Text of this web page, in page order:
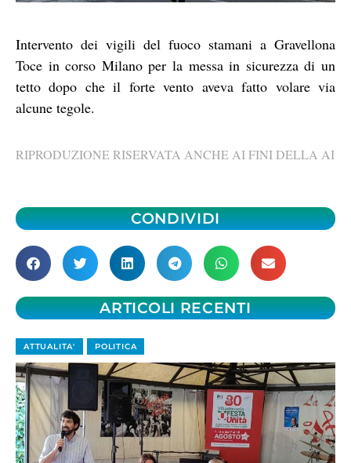
Intervento dei vigili del fuoco stamani a Gravellona
Toce in corso Milano per la messa in sicurezza di un
tetto dopo che il forte vento aveva fatto volare via
alcune tegole.
RIPRODUZIONE RISERVATA ANCHE AI FINI DELLA AI
CONDIVIDI
ARTICOLI RECENTI
ATTUALITA' POLITICA